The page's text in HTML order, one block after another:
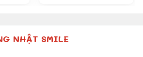
NHẬT SMILE